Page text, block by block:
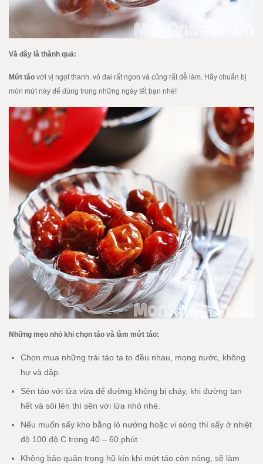
Và đây là thành quả:
Mứt táo với vị ngọt thanh, vỏ dai rất ngon và cũng rất dễ làm. Hãy chuẩn bị
món mứt này để dùng trong những ngày tết bạn nhé!
Những mẹo nhỏ khi chọn táo và làm mứt táo:
Chọn mua những trái táo ta to đều nhau, mọng nước, không
hư và dập.
Sên táo với lửa vừa để đường không bị cháy, khi đường tan
hết và sôi lên thì sên với lửa nhỏ nhé.
Nếu muốn sấy kho bằng lò nướng hoặc vi sóng thì sấy ở nhiệt
độ 100 độ C trong 40 – 60 phút.
Không bảo quản trong hũ kín khi mứt táo còn nóng, sẽ làm